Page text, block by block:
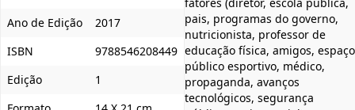
Ano de Edição
2017
ISBN
9788546208449
Edição
1
pais, programas do governo,
nutricionista, professor de
educação física, amigos, espaço
público esportivo, médico,
propaganda, avanços
tecnológicos, segurança